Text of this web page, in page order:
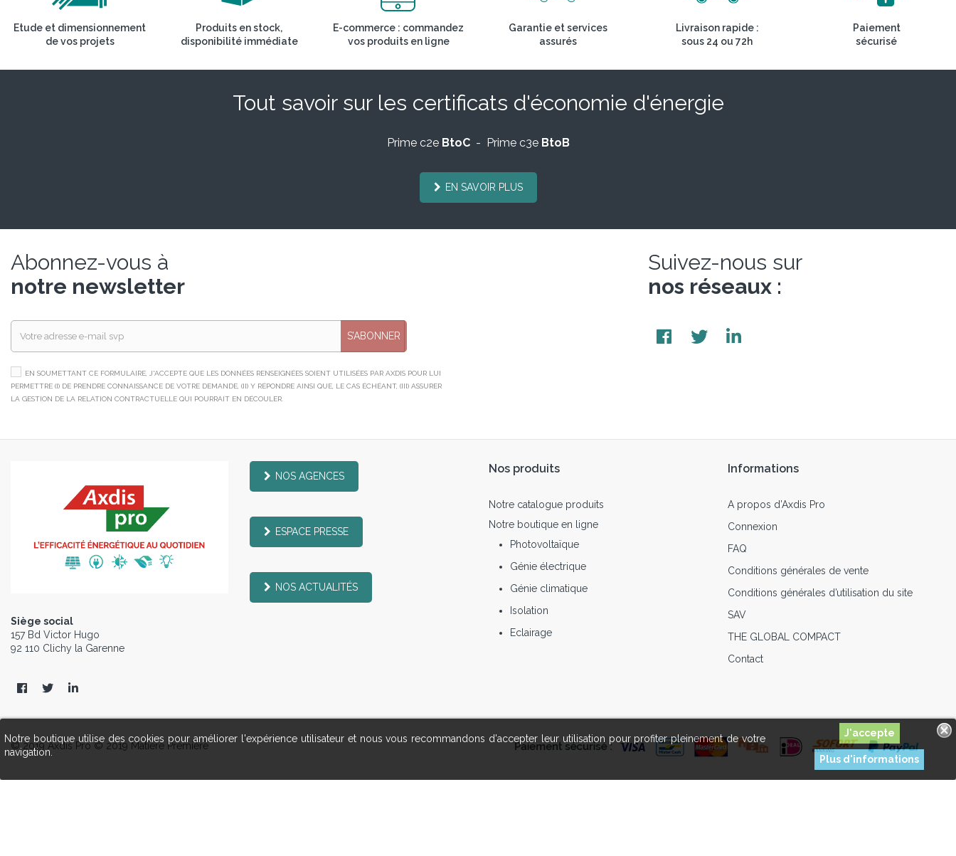
Notre boutique utilise des cookies pour améliorer l'expérience utilisateur et nous vous recommandons d'accepter leur utilisation pour profiter pleinement de votre
navigation.
Plus d'informations
Etude et dimensionnement
de vos projets
Produits en stock,
disponibilité immédiate
E-commerce : commandez
vos produits en ligne
Garantie et services
assurés
Livraison rapide :
sous 24 ou 72h
Paiement
sécurisé
Tout savoir sur les certificats d'économie d'énergie
Prime c2e BtoC- Prime c3e BtoB
EN SAVOIR PLUS
Abonnez-vous à
notre newsletter
S’ABONNER
EN SOUMETTANT CE FORMULAIRE, J'ACCEPTE QUE LES DONNÉES RENSEIGNÉES SOIENT UTILISÉES PAR AXDIS POUR LUI
PERMETTRE (I) DE PRENDRE CONNAISSANCE DE VOTRE DEMANDE, (II) Y RÉPONDRE AINSI QUE, LE CAS ÉCHÉANT, (III) ASSURER
LA GESTION DE LA RELATION CONTRACTUELLE QUI POURRAIT EN DÉCOULER.
Suivez-nous sur
nos réseaux :
Siège social
157 Bd Victor Hugo
92 110 Clichy la Garenne
NOS AGENCES
ESPACE PRESSE
NOS ACTUALITÉS
Nos produits
Notre catalogue produits
Notre boutique en ligne
Photovoltaïque
Génie électrique
Génie climatique
Isolation
Eclairage
Informations
A propos d’Axdis Pro
Connexion
FAQ
Conditions générales de vente
Conditions générales d’utilisation du site
SAV
THE GLOBAL COMPACT
Contact
© 2019 Axdis Pro © 2019 Matière Première